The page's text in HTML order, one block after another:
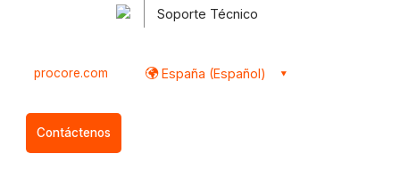
Soporte Técnico
procore.com España (Español)
Contáctenos